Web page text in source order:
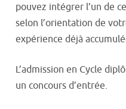
pouvez intégrer l’un de
selon l’orientation de
expérience déjà
L’admission en Cycle
un concours d’entrée.